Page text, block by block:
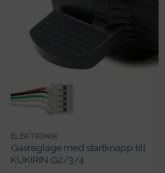
ELEKTRONIK
Gasreglage med startknapp till
KUKIRIN G2/3/4